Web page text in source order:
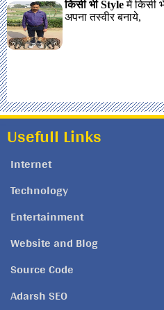
Usefull Links
Internet
Technology
Entertainment
Website and Blog
Source Code
Adarsh SEO